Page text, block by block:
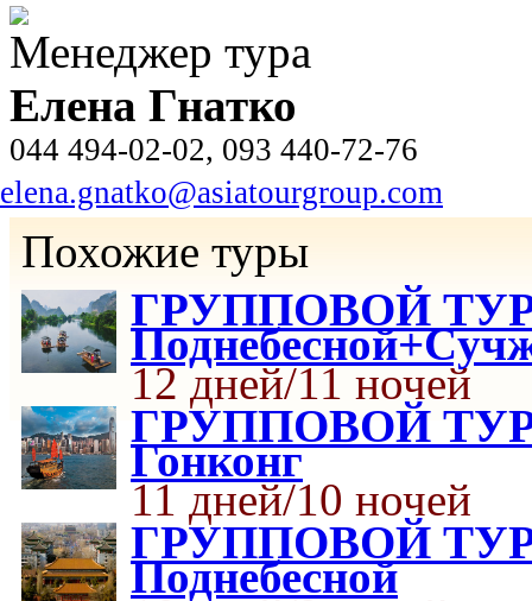
Менеджер тура
Елена Гнатко
044 494-02-02, 093 440-72-76
elena.gnatko@asiatourgroup.com
Похожие туры
ГРУППОВОЙ ТУР
12 дней/11 ночей
ГРУППОВОЙ ТУР
Гонконг
11 дней/10 ночей
ГРУППОВОЙ ТУР
Поднебесной